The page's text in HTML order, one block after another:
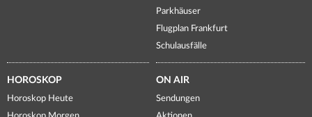
Parkhäuser
Flugplan Frankfurt
Schulausfälle
HOROSKOP
Horoskop Heute
ON AIR
Sendungen